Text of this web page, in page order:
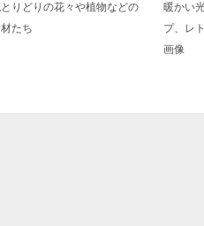
りどりの花々や植物などの
たち
暖かい
プ、レ
画像